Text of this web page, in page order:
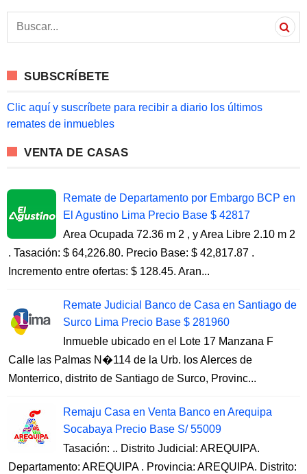
a
h
o
:
SUBSCRÍBETE
Clic aquí y suscríbete para recibir a diario los últimos
remates de inmuebles
VENTA DE CASAS
Remate de Departamento por Embargo BCP en
El Agustino Lima Precio Base $ 42817
Area Ocupada 72.36 m 2 , y Area Libre 2.10 m 2
. Tasación: $ 64,226.80. Precio Base: $ 42,817.87 .
Incremento entre ofertas: $ 128.45. Aran...
Remate Judicial Banco de Casa en Santiago de
Surco Lima Precio Base $ 281960
Inmueble ubicado en el Lote 17 Manzana F
Calle las Palmas N�114 de la Urb. los Alerces de
Monterrico, distrito de Santiago de Surco, Provinc...
Remaju Casa en Venta Banco en Arequipa
Socabaya Precio Base S/ 55009
Tasación: .. Distrito Judicial: AREQUIPA.
Departamento: AREQUIPA . Provincia: AREQUIPA. Distrito: